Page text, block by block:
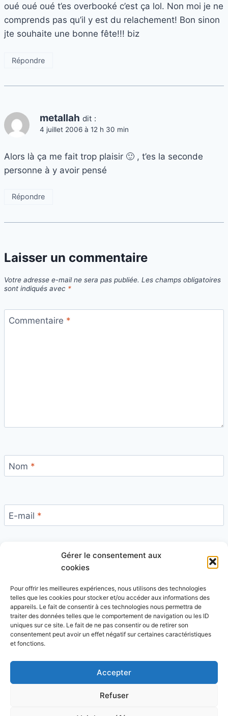
Gérer le consentement aux
cookies
Pour offrir les meilleures expériences, nous utilisons des technologies
telles que les cookies pour stocker et/ou accéder aux informations des
appareils. Le fait de consentir à ces technologies nous permettra de
traiter des données telles que le comportement de navigation ou les ID
uniques sur ce site. Le fait de ne pas consentir ou de retirer son
consentement peut avoir un effet négatif sur certaines caractéristiques
et fonctions.
Accepter
Refuser
oué oué oué t’es overbooké c’est ça lol. Non moi je ne
comprends pas qu’il y est du relachement! Bon sinon
jte souhaite une bonne fête!!! biz
Répondre
metallah dit :
4 juillet 2006 à 12 h 30 min
Alors là ça me fait trop plaisir 🙂 , t’es la seconde
personne à y avoir pensé
Répondre
Laisser un commentaire
Votre adresse e-mail ne sera pas publiée. Les champs obligatoires
sont indiqués avec *
Commentaire *
Nom *
E-mail *
Ce site utilise Akismet pour réduire les indésirables.
En savoir plus sur la façon dont les données de vos